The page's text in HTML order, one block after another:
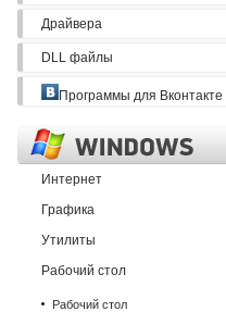
Драйвера
DLL файлы
Программы для Вконтакте
Интернет
Графика
Утилиты
Рабочий стол
Рабочий стол